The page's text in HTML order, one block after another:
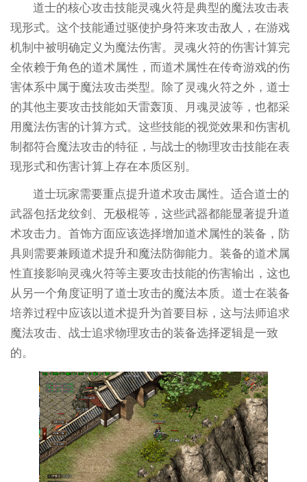
道士的核心攻击技能灵魂火符是典型的魔法攻击表
现形式。这个技能通过驱使护身符来攻击敌人，在游戏
机制中被明确定义为魔法伤害。灵魂火符的伤害计算完
全依赖于角色的道术属性，而道术属性在传奇游戏的伤
害体系中属于魔法攻击类型。除了灵魂火符之外，道士
的其他主要攻击技能如天雷轰顶、月魂灵波等，也都采
用魔法伤害的计算方式。这些技能的视觉效果和伤害机
制都符合魔法攻击的特征，与战士的物理攻击技能在表
现形式和伤害计算上存在本质区别。
道士玩家需要重点提升道术攻击属性。适合道士的
武器包括龙纹剑、无极棍等，这些武器都能显著提升道
术攻击力。首饰方面应该选择增加道术属性的装备，防
具则需要兼顾道术提升和魔法防御能力。装备的道术属
性直接影响灵魂火符等主要攻击技能的伤害输出，这也
从另一个角度证明了道士攻击的魔法本质。道士在装备
培养过程中应该以道术提升为首要目标，这与法师追求
魔法攻击、战士追求物理攻击的装备选择逻辑是一致
的。